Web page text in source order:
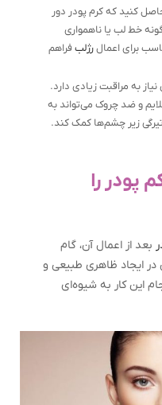
کنید که کرم پودر دور
خط لب یا ناهمواری
برای اعمالرژلبفراهم
به مراقبت زیادی دارد.
و ضد چروک می‌تواند به
زیر چشم‌ها کمک کند.
پودر را
بعد از اعمال آن، گام
ایجاد ظاهری طبیعی و
این کار به شیوه‌ای